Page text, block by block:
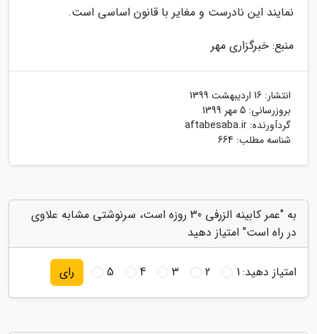
نمایند این نادرست و مغایر با قانون اساسی است.
منبع: خبرگزاری مهر
انتشار: 16 اردیبهشت 1399
بروزرسانی: 5 مهر 1399
گردآورنده: aftabesaba.ir
شناسه مطلب: 664
به "عمر کابینه الزرفی 30 روزه است، سرنوشتی مشابه علاوی
در راه است" امتیاز دهید
امتیاز دهید:1
2
3
4
5 رای